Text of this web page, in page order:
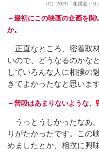
（C）2020「相撲道～
－最初にこの映画の企画を
か。
正直なところ、密着取
いので、どうなるのかな
していろんな人に相撲の
きてよかったなと思います
－普段はあまりないような、
うっとうしかったなあ
りがたかったです。この
めましたとか、相撲に興